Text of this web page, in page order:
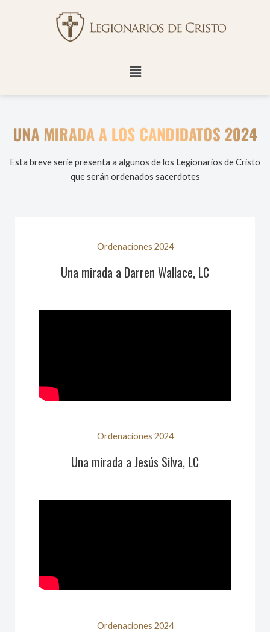
Menú
Esta breve serie presenta a algunos de los Legionarios de Cristo
que serán ordenados sacerdotes
Ordenaciones 2024
Una mirada a Darren Wallace, LC
Ordenaciones 2024
Una mirada a Jesús Silva, LC
Ordenaciones 2024